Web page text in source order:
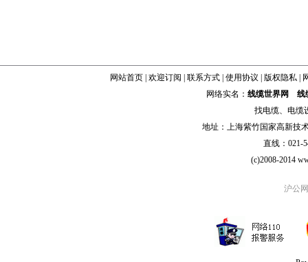
网站首页| 欢迎订阅 联系方式| 使用协议 版权隐私|
网络实名： 线缆世界网
线
找电缆、 电缆
地址：上海紫竹国家高新技
直线：021-
(c)2008-2014
沪公